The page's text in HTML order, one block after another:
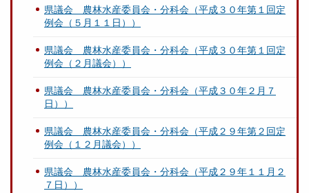
県議会 農林水産委員会・分科会（平成３０年第１回定
例会（５月１１日））
県議会 農林水産委員会・分科会（平成３０年第１回定
例会（２月議会））
県議会 農林水産委員会・分科会（平成３０年２月７
日））
県議会 農林水産委員会・分科会（平成２９年第２回定
例会（１２月議会））
県議会 農林水産委員会・分科会（平成２９年１１月２
７日））